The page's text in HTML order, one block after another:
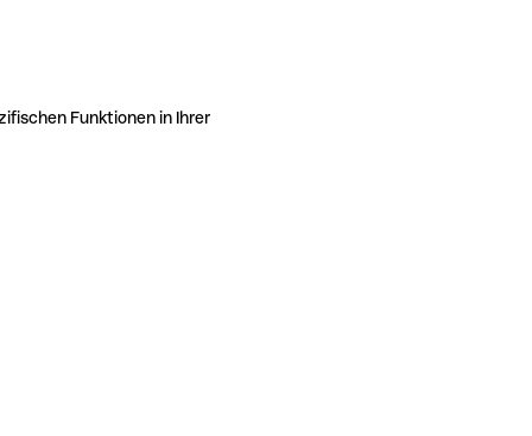
Funktionen in Ihrer